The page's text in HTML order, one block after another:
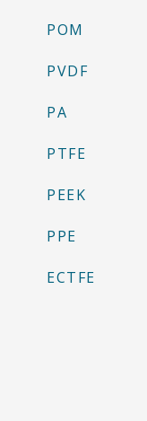
POM
PVDF
PA
PTFE
PEEK
PPE
ECTFE